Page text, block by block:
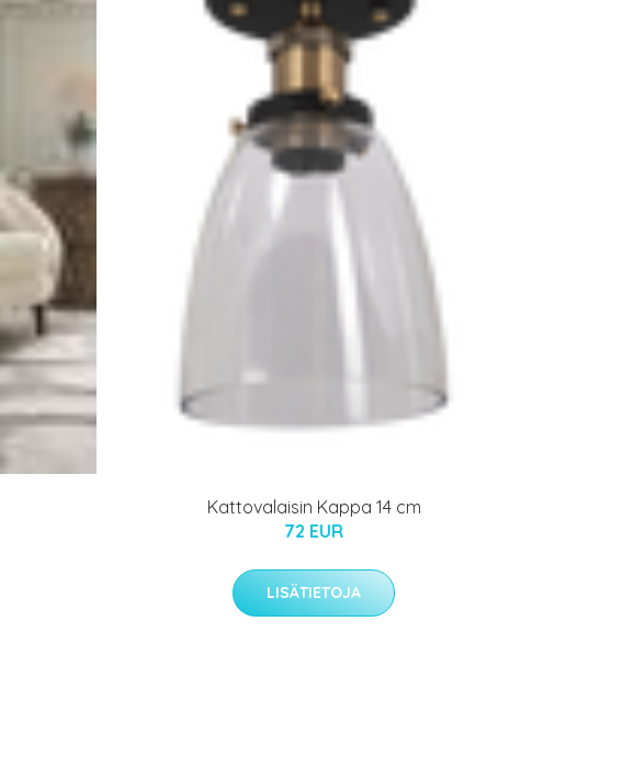
Kattovalaisin Kappa 14 cm
72 EUR
LISÄTIETOJA